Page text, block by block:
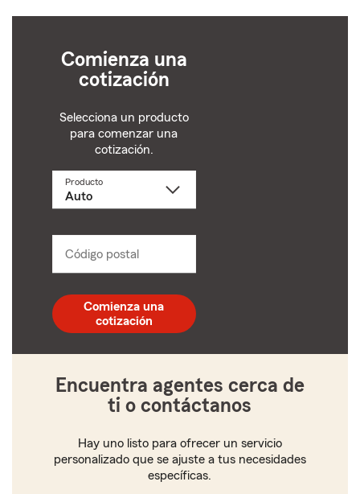
Comienza una
cotización
Selecciona un producto
para comenzar una
cotización.
ProductoSelecciona
Código postal
postal
de
5
Comienza una
cotización
Encuentra agentes cerca de
ti o contáctanos
Hay uno listo para ofrecer un servicio
personalizado que se ajuste a tus necesidades
específicas.